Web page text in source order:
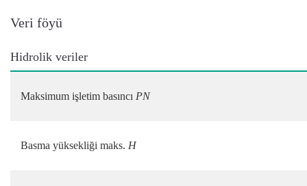
Veri föyü
Hidrolik veriler
Maksimum işletim basıncı PN
Basma yüksekliği maks. H